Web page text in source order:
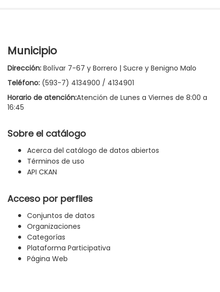
Municipio
Dirección: Bolívar 7-67 y Borrero | Sucre y Benigno Malo
Teléfono: (593-7) 4134900 / 4134901
Horario de atención:Atención de Lunes a Viernes de 8:00 a
16:45
Sobre el catálogo
Acerca del catálogo de datos abiertos
Términos de uso
API CKAN
Acceso por perfiles
Conjuntos de datos
Organizaciones
Categorías
Plataforma Participativa
Página Web